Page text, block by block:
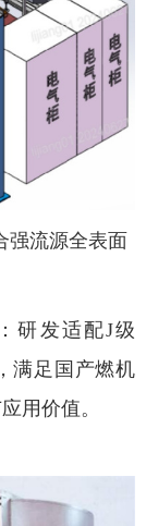
强流源全表面
研发适配J级
满足国产燃机
用价值。